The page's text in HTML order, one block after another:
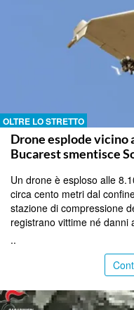
OLTRE LO STRETTO
Drone esplode vicino
Bucarest smentisce
Un drone è esploso alle
circa cento metri dal
stazione di compressione
registrano vittime né danni
..